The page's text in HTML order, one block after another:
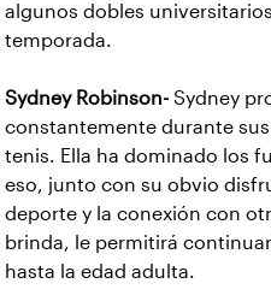
algunos dobles
temporada.
Sydney Robinson- Sydney
constantemente durante
tenis. Ella ha dominado los
eso, junto con su obvio
deporte y la conexión con
brinda, le permitirá
hasta la edad adulta.